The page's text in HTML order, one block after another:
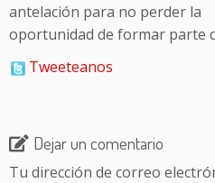
antelación para no perder la
oportunidad de formar parte
Tweeteanos
Dejar un comentario
Tu dirección de correo